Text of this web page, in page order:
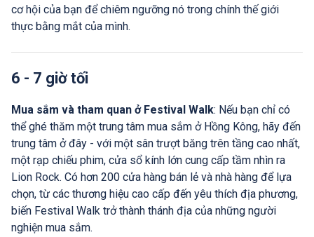
cơ hội của bạn để chiêm ngưỡng nó trong chính thế giới
thực bằng mắt của mình.
6 - 7 giờ tối
Mua sắm và tham quan ở Festival Walk: Nếu bạn chỉ có
thể ghé thăm một trung tâm mua sắm ở Hồng Kông, hãy đến
trung tâm ở đây - với một sân trượt băng trên tầng cao nhất,
một rạp chiếu phim, cửa sổ kính lớn cung cấp tầm nhìn ra
Lion Rock. Có hơn 200 cửa hàng bán lẻ và nhà hàng để lựa
chọn, từ các thương hiệu cao cấp đến yêu thích địa phương,
biến Festival Walk trở thành thánh địa của những người
nghiện mua sắm.